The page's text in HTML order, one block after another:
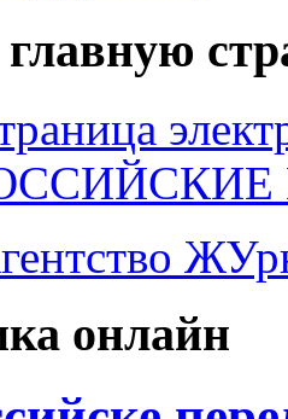
главную
онлайн